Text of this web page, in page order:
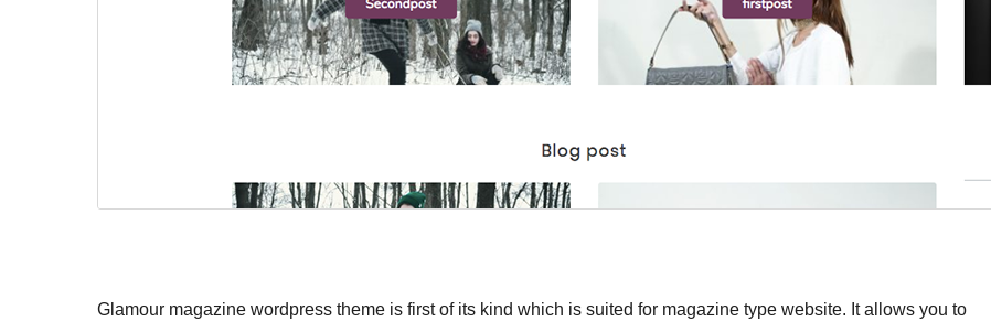
Glamour magazine wordpress theme is first of its kind which is suited for magazine type website. It allows you to